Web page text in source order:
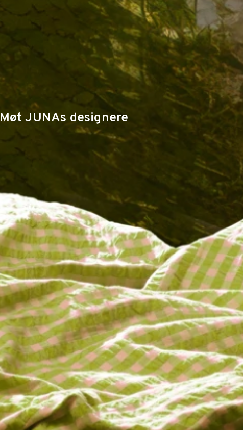
Møt JUNAs designere